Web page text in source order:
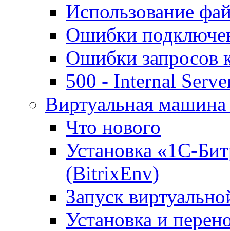
Использование
Ошибки
Ошибки запросов
500 - Internal
Виртуальная
Что нового
Установка «1С-
(BitrixEnv)
Запуск
Установка и